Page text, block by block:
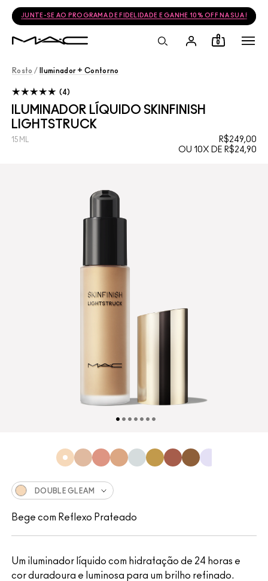
FRETE GRÁTIS NAS COMPRAS ACIMA DE R$399
0
Rosto / Iluminador + Contorno
ILUMINADOR LÍQUIDO SKINFINISH
LIGHTSTRUCK
R$249,00
OU 10X DE R$24,90
15ML
4
Um iluminador líquido com hidratação de 24 horas e
cor duradoura e luminosa para um brilho refinado.
DOUBLE GLEAM
Bege com Reflexo Prateado